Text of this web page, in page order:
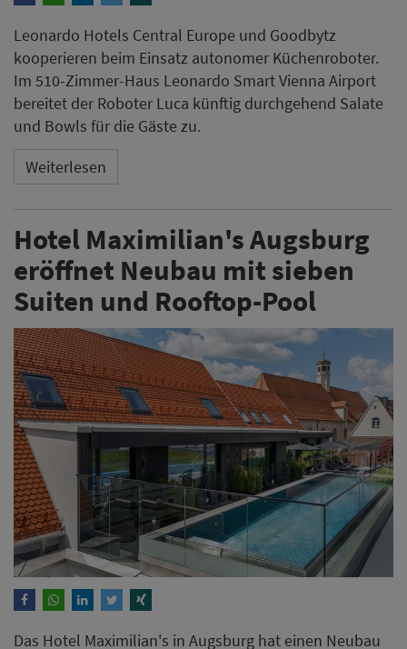
Leonardo Hotels Central Europe und Goodbytz
kooperieren beim Einsatz autonomer Küchenroboter.
Im 510-Zimmer-Haus Leonardo Smart Vienna Airport
bereitet der Roboter Luca künftig durchgehend Salate
und Bowls für die Gäste zu.
Weiterlesen
Hotel Maximilian's Augsburg
eröffnet Neubau mit sieben
Suiten und Rooftop-Pool
Das Hotel Maximilian's in Augsburg hat einen Neubau